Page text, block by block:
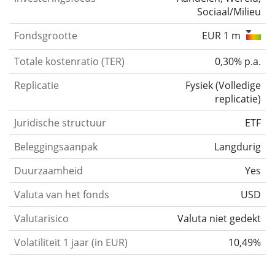
Sociaal/Milieu
Fondsgrootte
EUR 1 m
Totale kostenratio (TER)
0,30% p.a.
Replicatie
Fysiek(Volledige
replicatie)
Juridische structuur
ETF
Beleggingsaanpak
Langdurig
Duurzaamheid
Yes
Valuta van het fonds
USD
Valutarisico
Valuta niet gedekt
Volatiliteit 1 jaar (in EUR)
10,49%